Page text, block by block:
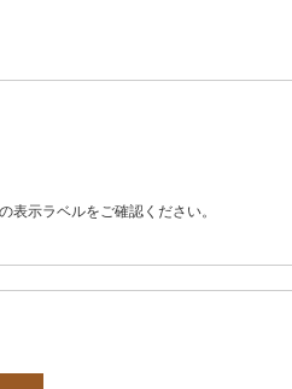
示ラベルをご確認ください。